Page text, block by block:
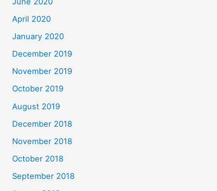
April 2020
January 2020
December 2019
November 2019
October 2019
August 2019
December 2018
November 2018
October 2018
September 2018